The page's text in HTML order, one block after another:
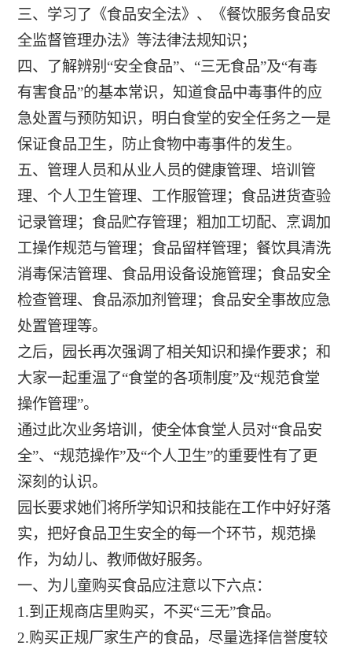
三、学习了《食品安全法》、《餐饮服务食品安
全监督管理办法》等法律法规知识；
四、了解辨别“安全食品”、“三无食品”及“有毒
有害食品”的基本常识，知道食品中毒事件的应
急处置与预防知识，明白食堂的安全任务之一是
保证食品卫生，防止食物中毒事件的发生。
五、管理人员和从业人员的健康管理、培训管
理、个人卫生管理、工作服管理；食品进货查验
记录管理；食品贮存管理；粗加工切配、烹调加
工操作规范与管理；食品留样管理；餐饮具清洗
消毒保洁管理、食品用设备设施管理；食品安全
检查管理、食品添加剂管理；食品安全事故应急
处置管理等。
之后，园长再次强调了相关知识和操作要求；和
大家一起重温了“食堂的各项制度”及“规范食堂
操作管理”。
通过此次业务培训，使全体食堂人员对“食品安
全”、“规范操作”及“个人卫生”的重要性有了更
深刻的认识。
园长要求她们将所学知识和技能在工作中好好落
实，把好食品卫生安全的每一个环节，规范操
作，为幼儿、教师做好服务。
一、为儿童购买食品应注意以下六点：
1.到正规商店里购买，不买“三无”食品。
2.购买正规厂家生产的食品，尽量选择信誉度较